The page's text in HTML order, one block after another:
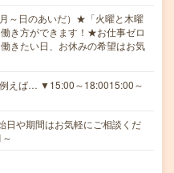
～日のあいだ）★「火曜と木曜
き方ができます！★お仕事ゼロ
きたい日、お休みの希望はお気
えば… ▼15:00～18:0015:00～
や期間はお気軽にご相談くだ